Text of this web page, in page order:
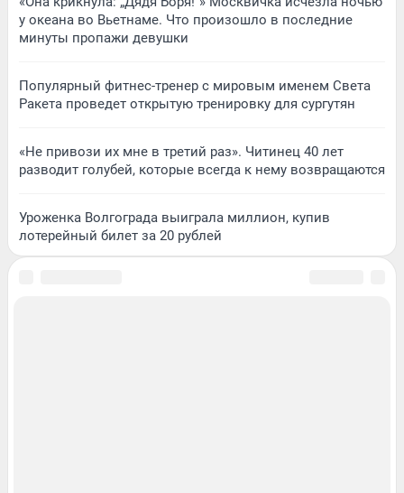
у океана во Вьетнаме. Что произошло в последние
минуты пропажи девушки
Популярный фитнес-тренер с мировым именем Света
Ракета проведет открытую тренировку для сургутян
«Не привози их мне в третий раз». Читинец 40 лет
разводит голубей, которые всегда к нему возвращаются
Уроженка Волгограда выиграла миллион, купив
лотерейный билет за 20 рублей